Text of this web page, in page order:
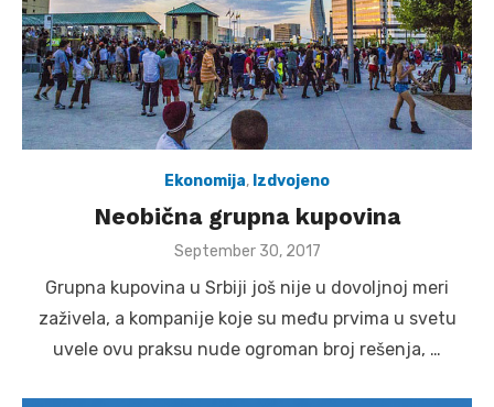
Ekonomija, Izdvojeno
Neobična grupna kupovina
Posted
September 30, 2017
Grupna kupovina u Srbiji još nije u dovoljnoj meri
zaživela, a kompanije koje su među prvima u svetu
uvele ovu praksu nude ogroman broj rešenja, …